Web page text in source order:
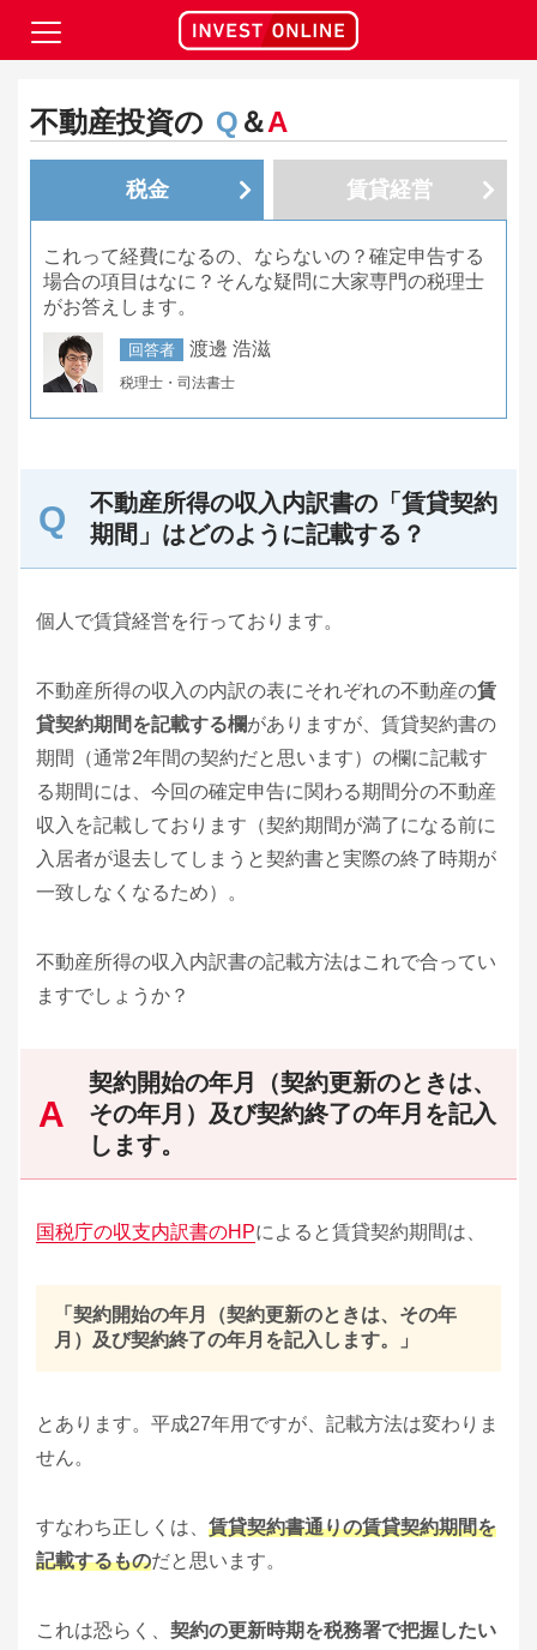
不動産投資の Q ＆A
税金 賃貸経営
これって経費になるの、ならないの？確定申告する
場合の項目はなに？そんな疑問に大家専門の税理士
がお答えします。
回答者 渡邊 浩滋
税理士・司法書士
不動産所得の収入内訳書の「賃貸契約
期間」はどのように記載する？
個人で賃貸経営を行っております。
不動産所得の収入の内訳の表にそれぞれの不動産の賃
貸契約期間を記載する欄がありますが、賃貸契約書の
期間（通常2年間の契約だと思います）の欄に記載す
る期間には、今回の確定申告に関わる期間分の不動産
収入を記載しております（契約期間が満了になる前に
入居者が退去してしまうと契約書と実際の終了時期が
一致しなくなるため）。
不動産所得の収入内訳書の記載方法はこれで合ってい
ますでしょうか？
契約開始の年月（契約更新のときは、
その年月）及び契約終了の年月を記入
します。
国税庁の収支内訳書のHPによると賃貸契約期間は、
「契約開始の年月（契約更新のときは、その年
月）及び契約終了の年月を記入します。」
とあります。平成27年用ですが、記載方法は変わりま
せん。
すなわち正しくは、 賃貸契約書通りの賃貸契約期間を
記載するものだと思います。
これは恐らく、 契約の更新時期を税務署で把握したい